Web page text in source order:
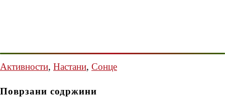
Активности, Настани, Сонце
Поврзани содржини